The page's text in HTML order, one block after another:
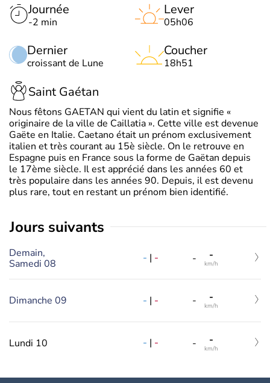
Journée
-2 min
Dernier
croissant de Lune
Lever
05h06
Coucher
18h51
Saint Gaétan
Nous fêtons GAETAN qui vient du latin et signifie «
originaire de la ville de Caillatia ». Cette ville est devenue
Gaëte en Italie. Caetano était un prénom exclusivement
italien et très courant au 15è siècle. On le retrouve en
Espagne puis en France sous la forme de Gaëtan depuis
le 17ème siècle. Il est apprécié dans les années 60 et
très populaire dans les années 90. Depuis, il est devenu
plus rare, tout en restant un prénom bien identifié.
jours suivants
Demain,
Samedi 08
- | - - -
km/h
Dimanche 09 - | - - -
km/h
Lundi 10 - | - - -
km/h